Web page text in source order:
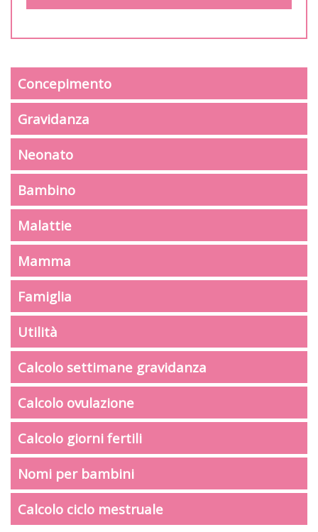
Concepimento
Gravidanza
Neonato
Bambino
Malattie
Mamma
Famiglia
Utilità
Calcolo settimane gravidanza
Calcolo ovulazione
Calcolo giorni fertili
Nomi per bambini
Calcolo ciclo mestruale